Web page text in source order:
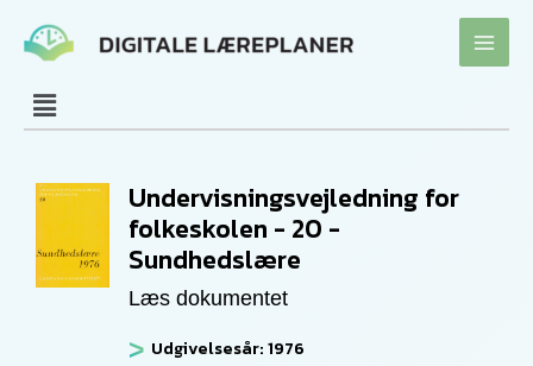
Undervisningsvejledning for
folkeskolen - 20 -
Sundhedslære
Læs dokumentet
Udgivelsesår: 1976